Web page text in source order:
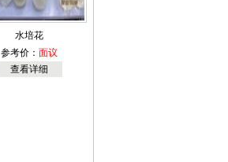
水培花
参考价： 面议
查看详细